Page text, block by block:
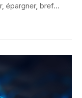
épargner, bref...